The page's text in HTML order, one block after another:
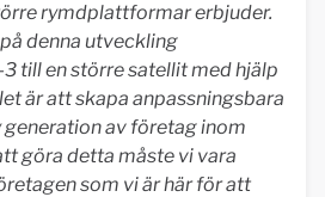
rymdplattformar erbjuder.
denna utveckling
till en större satellit med hjälp
är att skapa anpassningsbara
av företag inom
göra detta måste vi vara
som vi är här för att